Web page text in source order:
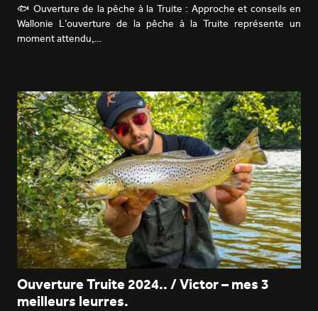
🐟 Ouverture de la pêche à la Truite : Approche et conseils en
Wallonie L’ouverture de la pêche à la Truite représente un
moment attendu,…
Ouverture Truite 2024.. / Victor – mes 3
meilleurs leurres.